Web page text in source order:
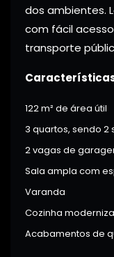
dos ambientes.
com fácil
transporte
122 m² de área útil
3 quartos, sendo 2
2 vagas de
Sala ampla com
Varanda
Cozinha
Acabamentos de